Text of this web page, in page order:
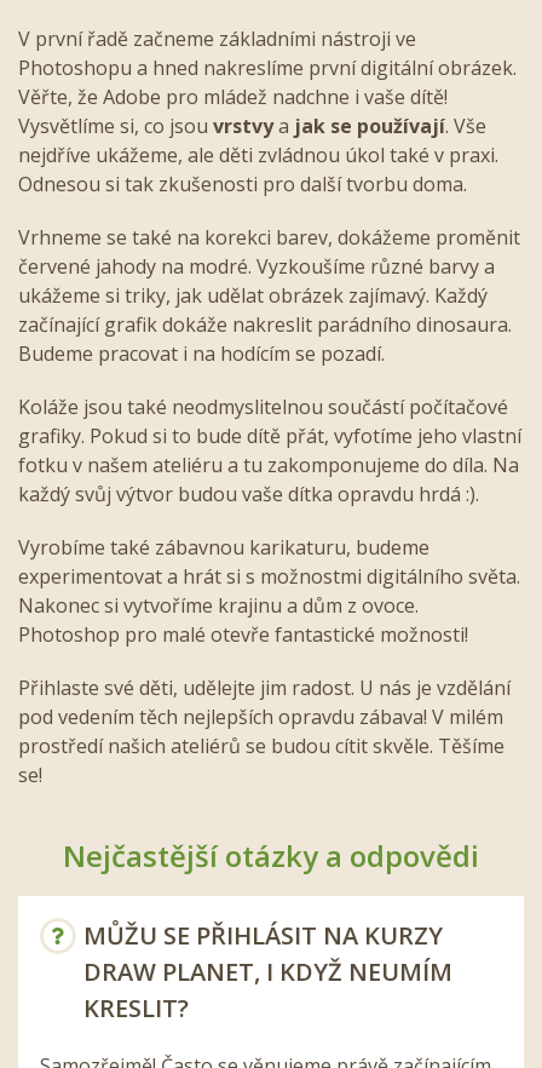
V první řadě začneme základními nástroji ve
Photoshopu a hned nakreslíme první digitální obrázek.
Věřte, že Adobe pro mládež nadchne i vaše dítě!
Vysvětlíme si, co jsou vrstvya jak se používají. Vše
nejdříve ukážeme, ale děti zvládnou úkol také v praxi.
Odnesou si tak zkušenosti pro další tvorbu doma.
Vrhneme se také na korekci barev, dokážeme proměnit
červené jahody na modré. Vyzkoušíme různé barvy a
ukážeme si triky, jak udělat obrázek zajímavý. Každý
začínající grafik dokáže nakreslit parádního dinosaura.
Budeme pracovat i na hodícím se pozadí.
Koláže jsou také neodmyslitelnou součástí počítačové
grafiky. Pokud si to bude dítě přát, vyfotíme jeho vlastní
fotku v našem ateliéru a tu zakomponujeme do díla. Na
každý svůj výtvor budou vaše dítka opravdu hrdá :).
Vyrobíme také zábavnou karikaturu, budeme
experimentovat a hrát si s možnostmi digitálního světa.
Nakonec si vytvoříme krajinu a dům z ovoce.
Photoshop pro malé otevře fantastické možnosti!
Přihlaste své děti, udělejte jim radost. U nás je vzdělání
pod vedením těch nejlepších opravdu zábava! V milém
prostředí našich ateliérů se budou cítit skvěle. Těšíme
se!
Nejčastější otázky a odpovědi
MŮŽU SE PŘIHLÁSIT NA KURZY
DRAW PLANET, I KDYŽ NEUMÍM
KRESLIT?